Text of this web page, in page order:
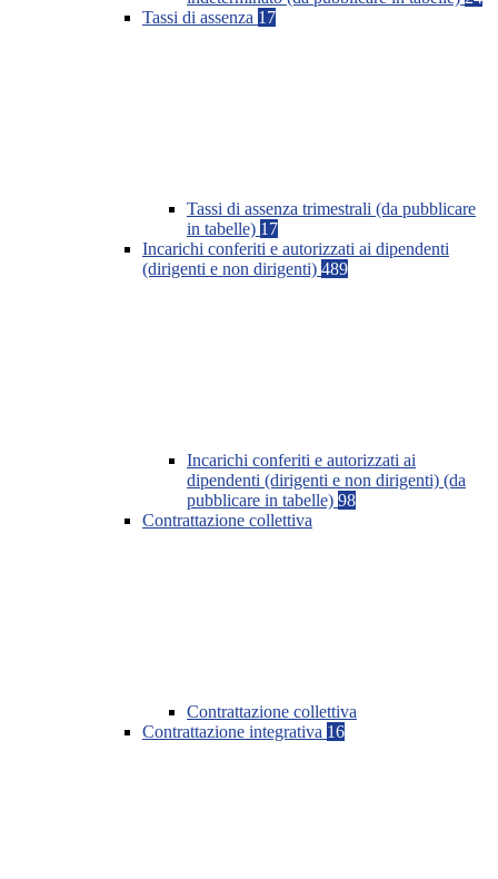
Tassi di assenza 17
Tassi di assenza trimestrali (da pubblicare
in tabelle) 17
Incarichi conferiti e autorizzati ai dipendenti
(dirigenti e non dirigenti) 489
Incarichi conferiti e autorizzati ai
dipendenti (dirigenti e non dirigenti) (da
pubblicare in tabelle) 98
Contrattazione collettiva
Contrattazione collettiva
Contrattazione integrativa 16